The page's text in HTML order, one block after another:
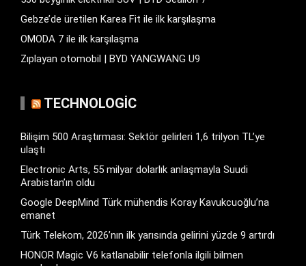
Gebze’de üretilen Karea Fit ile ilk karşılaşma
OMODA 7 ile ilk karşılaşma
Zıplayan otomobil | BYD YANGWANG U9
TECHNOLOGIC
Bilişim 500 Araştırması: Sektör gelirleri 1,6 trilyon TL’ye
ulaştı
Electronic Arts, 55 milyar dolarlık anlaşmayla Suudi
Arabistan’ın oldu
Google DeepMind Türk mühendis Koray Kavukcuoğlu’na
emanet
Türk Telekom, 2026’nın ilk yarısında gelirini yüzde 9 artırdı
HONOR Magic V6 katlanabilir telefonla ilgili bilmen